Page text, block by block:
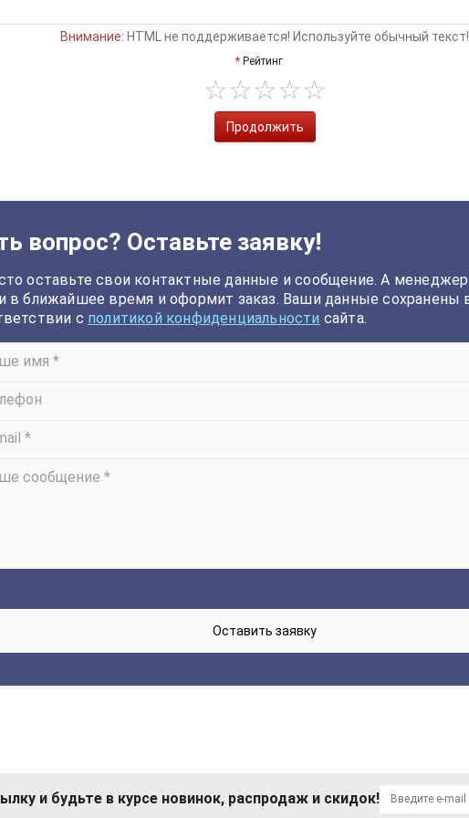
Внимание: HTML не поддерживается! Используйте обычный текст!
Рейтинг
Продолжить
вопрос? Оставьте заявку!
оставьте свои контактные данные и сообщение. А
в ближайшее время и оформит заказ. Ваши данные сохранены
с политикой конфиденциальности сайта.
и будьте в курсе новинок, распродаж и скидок!